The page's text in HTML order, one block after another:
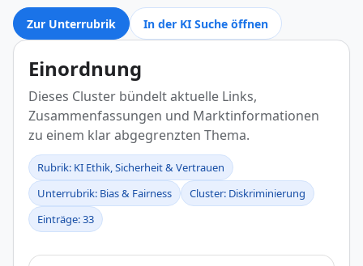
Zur Unterrubrik In der KI Suche öffnen
Einordnung
Dieses Cluster bündelt aktuelle Links,
Zusammenfassungen und Marktinformationen
zu einem klar abgegrenzten Thema.
Rubrik: KI Ethik, Sicherheit & Vertrauen
Unterrubrik: Bias & Fairness
Cluster: Diskriminierung
Einträge: 33